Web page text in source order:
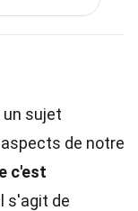
sujet
de notre
c'est
s'agit de